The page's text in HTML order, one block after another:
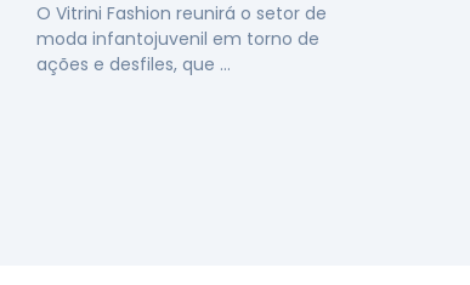
O Vitrini Fashion reunirá o setor de
moda infantojuvenil em torno de
ações e desfiles, que …